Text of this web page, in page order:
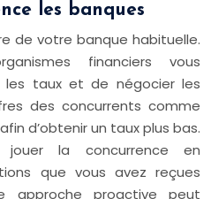
les banques
de votre banque habituelle.
financiers vous
taux et de négocier les
des concurrents comme
d’obtenir un taux plus bas.
la concurrence en
que vous avez reçues
approche proactive peut